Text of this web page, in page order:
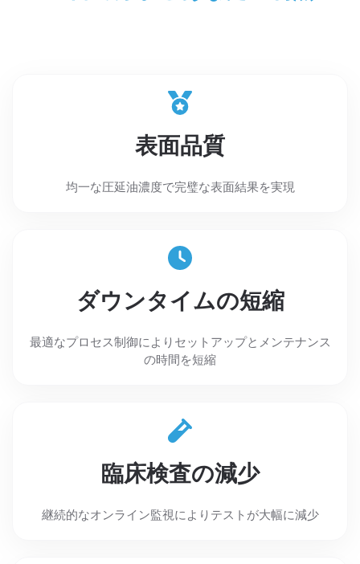
表面品質
均一な圧延油濃度で完璧な表面結果を実現
ダウンタイムの短縮
最適なプロセス制御によりセットアップとメンテナンス
の時間を短縮
臨床検査の減少
継続的なオンライン監視によりテストが大幅に減少